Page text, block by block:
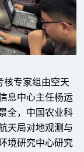
核专家组由空天
息中心主任杨运
全，中国农业科
天局对地观测与
境研究中心研究